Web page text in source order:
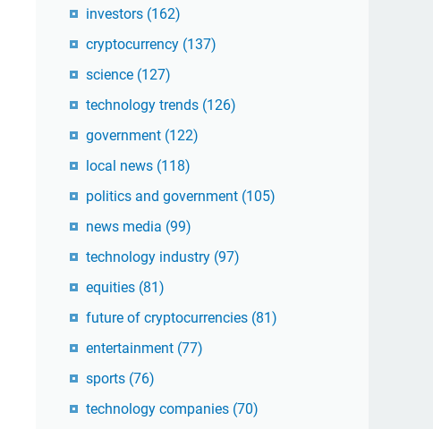
investors (162)
cryptocurrency (137)
science (127)
technology trends (126)
government (122)
local news (118)
politics and government (105)
news media (99)
technology industry (97)
equities (81)
future of cryptocurrencies (81)
entertainment (77)
sports (76)
technology companies (70)